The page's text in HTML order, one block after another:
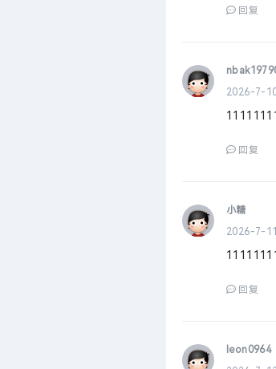
回复
2026-7-
回复
小糖
2026-7-
回复
leon0964